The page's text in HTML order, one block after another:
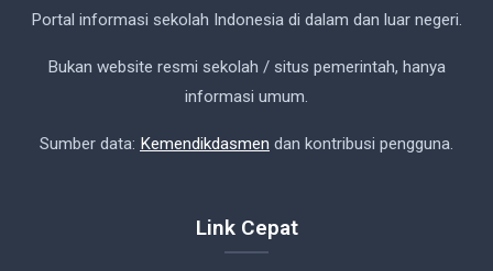
Portal informasi sekolah Indonesia di dalam dan luar negeri.
Bukan website resmi sekolah / situs pemerintah, hanya
informasi umum.
Sumber data: Kemendikdasmen dan kontribusi pengguna.
Link Cepat